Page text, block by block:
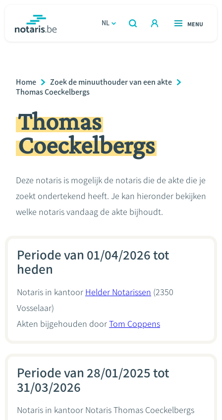
gaan
NL
OPEN
ZOEKEN
OPEN
MENU
Relatie & samenleven
Erven & schenken
Ondernemen
Rekenmodules
Breadcrumb
Home
Zoek de minuuthouder van een akte
Thomas Coeckelbergs
Thomas
Coeckelbergs
Deze notaris is mogelijk de notaris die de akte die je
zoekt ondertekend heeft. Je kan hieronder bekijken
welke notaris vandaag de akte bijhoudt.
Periode van 01/04/2026 tot
heden
Notaris in kantoor Helder Notarissen (2350
Vosselaar)
Akten bijgehouden doorTom Coppens
Periode van 28/01/2025 tot
31/03/2026
Notaris in kantoor Notaris Thomas Coeckelbergs